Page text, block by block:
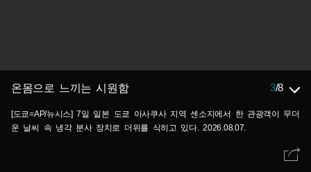
온몸으로 느끼는 시원함 3/8
[도쿄=AP/뉴시스] 7일 일본 도쿄 아사쿠사 지역 센소지에서 한 관광객이 무더
운 날씨 속 냉각 분사 장치로 더위를 식히고 있다. 2026.08.07.